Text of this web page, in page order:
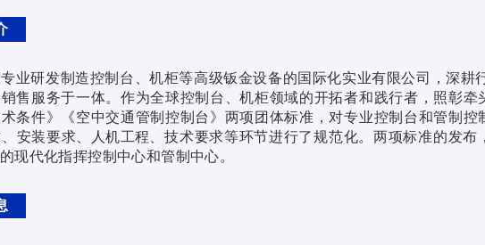
业研发制造控制台、机柜等高级钣金设备的国际化实业有限公司，深耕
售服务于一体。作为全球控制台、机柜领域的开拓者和践行者，照彰牵
条件》《空中交通管制控制台》两项团体标准，对专业控制台和管制控
安装要求、 人机工程、技术要求等环节进行了规范化。两项标准的发布
现代化指挥控制中心和管制中心。